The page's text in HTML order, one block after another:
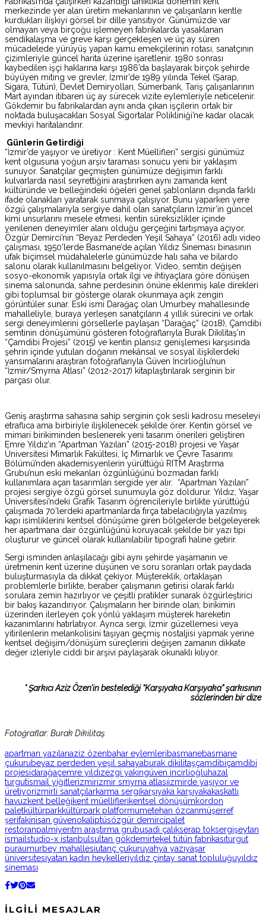
merkezinde yer alan üretim mekanlarının ve çalışanların kentle
kurdukları ilişkiyi görsel bir dille yansıtıyor. Günümüzde var
olmayan veya birçoğu işlemeyen fabrikalarda yasaklanan
sendikalaşma ve greve karşı gerçekleşen ve üç ay süren
mücadelede yürüyüş yapan kamu emekçilerinin rotası, sanatçının
çizimleriyle güncel harita üzerine işaretlenir. 1980 sonrası
kaybedilen işçi haklarına karşı 1986’da başlayarak birçok şehirde
büyüyen miting ve grevler, İzmir’de 1989 yılında Tekel (Şarap,
Sigara, Tütün), Devlet Demiryolları, Sümerbank, Tariş çalışanlarının
Mart ayından itibaren üç ay sürecek vizite eylemleriyle neticelenir.
Gökdemir bu fabrikalardan aynı anda çıkan işçilerin ortak bir
noktada buluşacakları Sosyal Sigortalar Polikliniği’ne kadar olacak
mevkiyi haritalandırır.
Günlerin Getirdiği
“İzmir’de yaşıyor ve üretiyor : Kent Müellifleri” sergisi günümüz
kent olgusuna yoğun arşiv taraması sonucu yeni bir yaklaşım
sunuyor. Sanatçılar geçmişten günümüze değişimin farklı
kulvarlarda nasıl seyrettiğini araştırırken aynı zamanda kent
kültüründe ve belleğindeki öğeleri genel şablonların dışında farklı
ifade olanakları yaratarak sunmaya çalışıyor. Bunu yaparken yere
özgü çalışmalarıyla sergiye dahil olan sanatçıların İzmir’in güncel
kimi unsurlarını mesele etmesi, kentin süreksizlikler içinde
yenilenen deneyimler alanı olduğu gerçeğini tartışmaya açıyor.
Özgür Demirci’nin “Beyaz Perdeden Yeşil Sahaya” (2016) adlı video
çalışması, 1950’lerde Basmane’de açılan Yıldız Sineması binasının
ufak biçimsel müdahalelerle günümüzde halı saha ve bilardo
salonu olarak kullanılmasını belgeliyor. Video, semtin değişen
sosyo-ekonomik yapısıyla ortak ilgi ve ihtiyaçlara göre dönüşen
sinema salonunda, sahne perdesinin önüne eklenmiş kale direkleri
gibi toplumsal bir gösterge olarak okunmaya açık zengin
görüntüler sunar. Eski ismi Darağaç olan Umurbey mahallesinde
mahalleliyle, buraya yerleşen sanatçıların 4 yıllık sürecini ve ortak
sergi deneyimlerini görsellerle paylaşan “Darağaç” (2018), Çamdibi
semtinin dönüşümünü gösteren fotoğraflarıyla Burak Dikilitaş’ın
“Çamdibi Projesi” (2015) ve kentin plansız genişlemesi karşısında
şehrin içinde yutulan doğanın mekânsal ve sosyal ilişkilerdeki
yansımalarını araştıran fotoğraflarıyla Güven İncirlioğlu’nun
“İzmir/Smyrna Atlası” (2012-2017) kitaplaştırılarak serginin bir
parçası olur.
Geniş araştırma sahasına sahip serginin çok sesli kadrosu meseleyi
etraflıca ama birbiriyle ilişkilenecek şekilde örer. Kentin görsel ve
mimari birikiminden beslenerek yeni tasarım önerileri geliştiren
Emre Yıldız’ın “Apartman Yazıları” (2015-2018) projesi ve Yaşar
Üniversitesi Mimarlık Fakültesi, İç Mimarlık ve Çevre Tasarımı
Bölümü’nden akademisyenlerin yürüttüğü RITM Araştırma
Grubu’nun eski mekanları özgünlüğünü bozmadan farklı
kullanımlara açan tasarımları sergide yer alır. “Apartman Yazıları”
projesi sergiye özgü görsel sunumuyla göz doldurur. Yıldız, Yaşar
Üniversitesi’ndeki Grafik Tasarım öğrencileriyle birlikte yürüttüğü
çalışmada 70’lerdeki apartmanlarda fırça tabelacılığıyla yazılmış
kapı isimliklerini kentsel dönüşüme giren bölgelerde belgeleyerek
her apartmana dair özgünlüğünü koruyacak şekilde bir yazı tipi
oluşturur ve güncel olarak kullanılabilir tipografi haline getirir.
Sergi isminden anlaşılacağı gibi aynı şehirde yaşamanın ve
üretmenin kent üzerine düşünen ve soru soranları ortak paydada
buluşturmasıyla da dikkat çekiyor. Müştereklik, ortaklaşan
problemlerle birlikte, beraber çalışmanın getirisi olarak farklı
sorulara zemin hazırlıyor ve çeşitli pratikler sunarak özgürleştirici
bir bakış kazandırıyor. Çalışmaların her birinde olan; birikimin
üzerinden ilerleyen çok yönlü yaklaşım müşterek hareketin
kazanımlarını hatırlatıyor. Ayrıca sergi, İzmir güzellemesi veya
yitirilenlerin melankolisini taşıyan geçmiş nostaljisi yapmak yerine
kentsel değişim/dönüşüm süreçlerini değişen zamanın dikkate
değer izleriyle ciddi bir arşivi paylaşarak okunaklı kılıyor.
* Şarkıcı Aziz Özen’in bestelediği “Karşıyaka Karşıyaka” şarkısının
sözlerinden bir dize
Fotoğraflar: Burak Dikilitaş
apartman yazılarıaziz özenbahar eylemleribasmanebasmane
çukurubeyaz perdeden yeşil sahayaburak dikilitaşçamdibiçamdibi
projesidarağaçemre yıldızezgi yakıngüven incirlioğluhazal
turgutismail yiğitlerizmirizmir smyrna atlasıizmirde yaşıyor ve
üretiyorizmirli sanatçılarkarma sergikarşıyaka karşıyakakaskatlı
havuzkent belleğikent müelliflerikentsel dönüşümkordon
paletkültürparkkültürpark platformumetehan özcanmüşerref
şerifakinisan güvenokaliptüsözgür demircipalet
restoranpalmiyerıtm araştırma grubusadi çalıkserap toksergişeytan
ismail studio-x istanbul sultan gökdemirtekel tütün fabrikasıturgut
puraumurbey mahallesiutanç çukuruyahya yazıyaşar
üniversitesiyatan kadın heykelleriyıldız çintay sanat topluluğuyıldız
sineması
İLGILI MESAJLAR